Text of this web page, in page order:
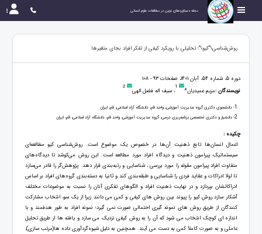
مجله دستاوردهای نوین در مطالعات علوم انسانی
روش‌شناسی\"کیو\"؛ تحلیلی با رویکرد کیفی از تفکر افراد بجای متغیرها
دوره 5، شماره 54، آبان 1401، صفحات 93 - 108
نویسندگان :مریم عمیدیان* 1، سیف اله فضل الهی 2
1- دانشجوی دکتری گروه مدیریت آموزشی، واحد قم، دانشگاه آزاد اسلامی، قم، ایران
2- دانشیار و دکتری تخصصی برنامه‌ریزی درسی، گروه مدیریت آموزشی، واحد قم، دانشگاه آزاد اسلامی، قم، ایران
چکیده :
اعمال انسان‌ها تابع ذهنیت آن‌ها در خصوص یک موضوع است. روش‌شناسی کیو مطالعه‌ای
سیستماتیک پیرامون ذهنیت و دیدگاه افراد مورد مطالعه است. این روش می‌کوشد تا دیدگاه‌های
متفاوت افراد پیرامون مقوله را مورد بررسی ، شناسایی و رتبه‌بندی قرار دهد. پژوهش‌گر را قادر می‌سازد
تا اولا ادراکات و عقاید فردی را شناسایی و طبقه‌بندی کند و ثانیا به دسته‌بندی گروه‌های افراد بر اساس
ادراکاتشان بپردازد و در نهایت ذهنیت افراد و الگوهای تفکری آنان را نسبت به موضوعات مختلف
آشکار سازد.روش کیو را پیوند بین روش های کیفی و کمی می دانند زیرا از یک سو، انتخاب مشارکت
کنندگان از طریق روش های نمونه گیری احتمالی صورت نمی گیرد؛ نمونه افراد به طور هدفمند و با
اندازه ای کوچک انتخاب می شود که آن را به روش کیفی نزدیک می سازد و یافته ها از طریق تحلیل
عاملی و به صورت کاملاً کمی به دست می آیند. همچنین به دلیل شیوه‌گردآوری داده ها(مرتب سازی)،